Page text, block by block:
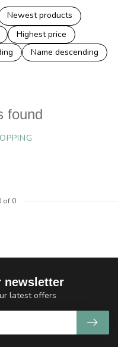
Newest products
Highest price
Name descending
found
of 0
newsletter
latest offers